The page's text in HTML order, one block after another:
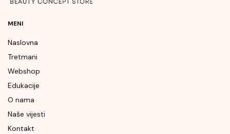
MENI
Naslovna
Tretmani
Webshop
Edukacije
O nama
Naše vijesti
Kontakt